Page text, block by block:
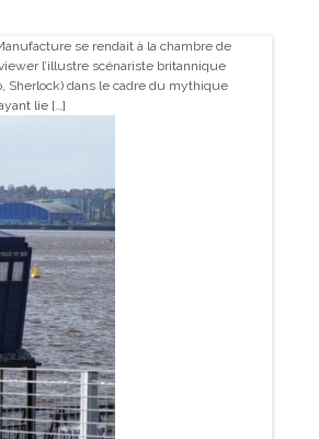
se rendait à la chambre de
l’illustre scénariste britannique
Sherlock) dans le cadre du mythique
lie […]